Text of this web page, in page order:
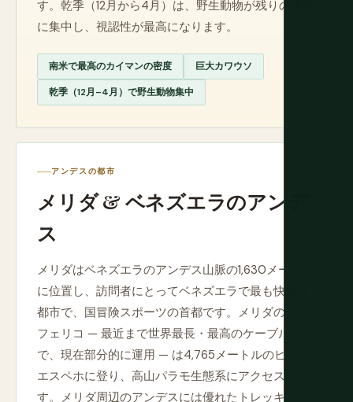
す。乾季（12月から4月）は、野生動物が残りの水源
に集中し、視認性が最高になります。
南米で最高のカイマンの密度 巨大カワウソ
乾季（12月–4月）で野生動物集中
アンデスの都市
メリダ & ベネズエラのアンデ
ス
メリダはベネズエラのアンデス山脈の1,630メートル
に位置し、訪問者にとってベネズエラで最も快適な
都市で、国冒険スポーツの首都です。メリダのテレ
フェリコ — 最近まで世界最長・最高のケーブルカー
で、現在部分的に運用 — は4,765メートルのピコ・
エスペホに登り、高山パラモ生態系にアクセスしま
す。メリダ周辺のアンデスには優れたトレッキン